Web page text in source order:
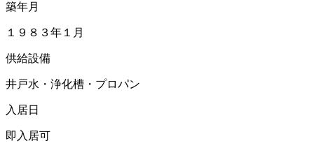
築年月
１９８３年１月
供給設備
井戸水・浄化槽・プロパン
入居日
即入居可